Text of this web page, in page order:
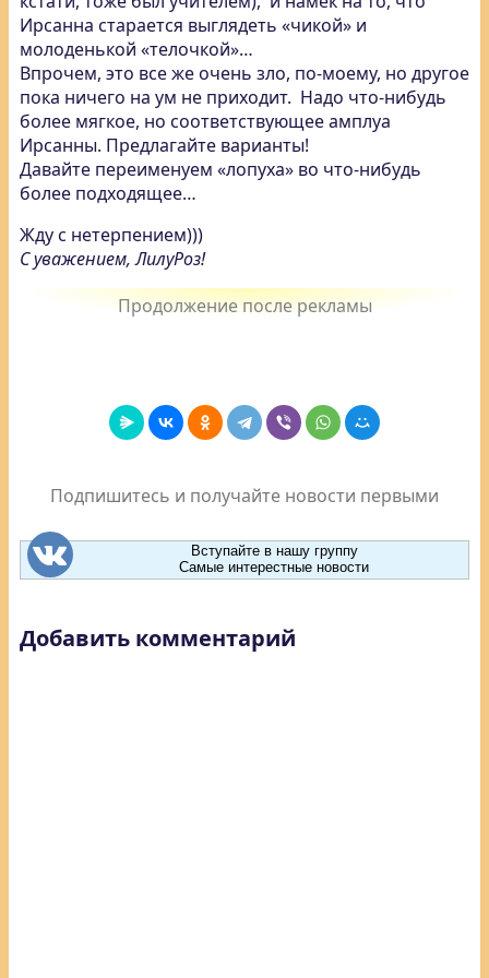
Ирсанна старается выглядеть «чикой» и
молоденькой «телочкой»…
Впрочем, это все же очень зло, по-моему, но другое
пока ничего на ум не приходит. Надо что-нибудь
более мягкое, но соответствующее амплуа
Ирсанны. Предлагайте варианты!
Давайте переименуем «лопуха» во что-нибудь
более подходящее…
Жду с нетерпением)))
С уважением, ЛилуРоз!
Подпишитесь и получайте новости первыми
Вступайте в нашу группу
Самые интерестные новости
Добавить комментарий